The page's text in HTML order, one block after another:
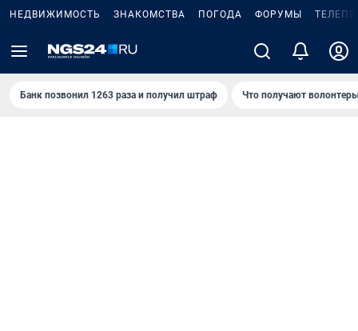
НЕДВИЖИМОСТЬ ЗНАКОМСТВА ПОГОДА ФОРУМЫ
Банк позвонил 1263 раза и получил штраф Что получают